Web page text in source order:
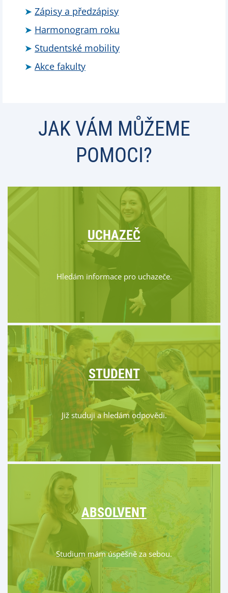
Zápisy a předzápisy
Harmonogram roku
Studentské mobility
Akce fakulty
JAK VÁM MŮŽEME
POMOCI?
UCHAZEČ
Hledám informace pro uchazeče.
STUDENT
Již studuji a hledám odpovědi.
ABSOLVENT
Studium mám úspěšně za sebou.